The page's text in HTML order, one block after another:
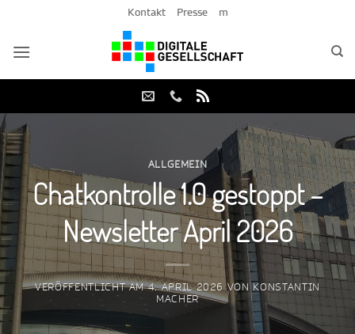
springen
Kontakt Presse m
ALLGEMEIN
Chatkontrolle 1.0 gestoppt –
Newsletter April 2026
VERÖFFENTLICHT AM4. APRIL 2026 VONKONSTANTIN
MACHER